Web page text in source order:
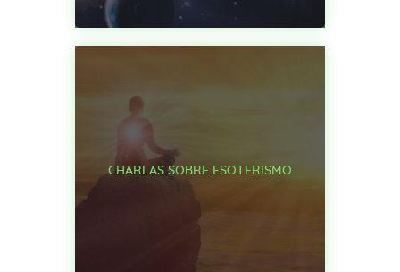
CHARLAS SOBRE ESOTERISMO